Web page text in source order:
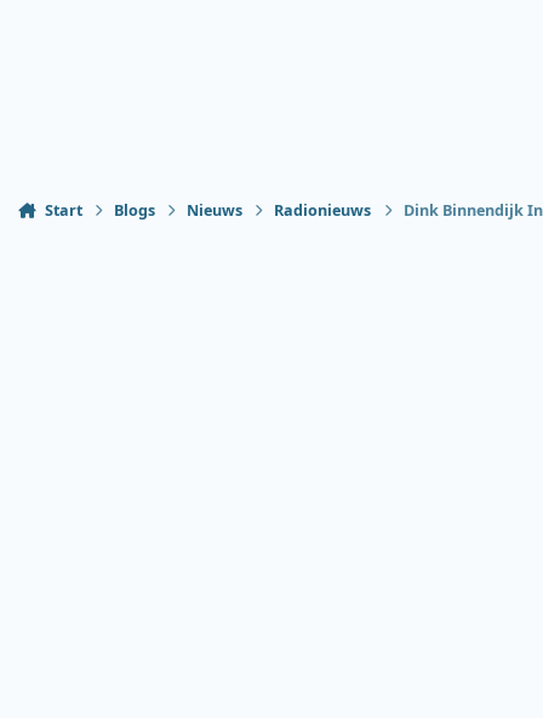
Start Blogs Nieuws Radionieuws Dink Binnendijk